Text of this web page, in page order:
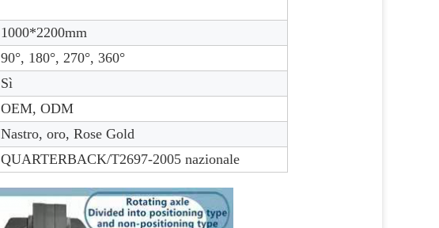
1000*2200mm
90°, 180°, 270°, 360°
Sì
OEM, ODM
Nastro, oro, Rose Gold
QUARTERBACK/T2697-2005 nazionale